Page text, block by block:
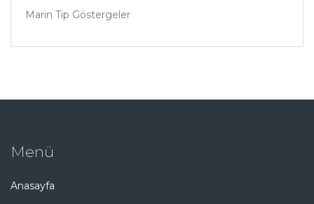
Marin Tip Göstergeler
Menü
Anasayfa